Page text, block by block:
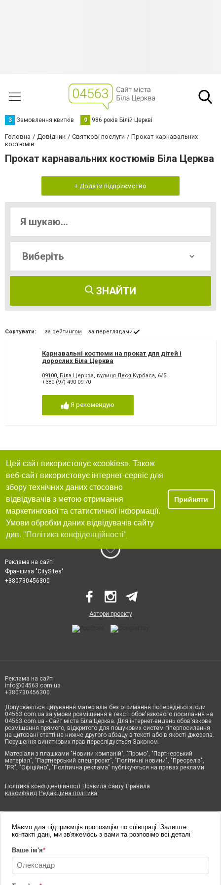
З Замовлення квитків 9 986 років Білій Церкві
Головна Довідник Святкові послуги
Прокат карнавальних
костюмів
Прокат карнавальних костюмів Біла Церква
+ Додати підприємство
ЗНАЙТИ
Сортувати: за рейтингом за переглядами
Карнавальні костюми на прокат для дітей і
дорослих Біла Церква
09100, Біла Церква, вулиця Леся Курбаса, 6/5
+380 (97) 490-09-70
Я рекомендую
Цей сайт використовує «cookies». Також
веб-сайт використовує інтернет-сервіс для
збору технічних даних стосовно
відвідувачів з метою отримання
маркетингової та статистичної інформації.
Умови обробки даних відвідувачів сайту
див. "Політика конфіденційності"
Прийняти
Реклама на сайті
Франшиза "CitySites"
+380730456300
Автори проєкту
Реклама на сайті
info@04563.com.ua
+380730456300
Допускається цитування матеріалів без отримання попередньої згоди
04563.com.ua за умови розміщення в тексті обов'язкового посилання на
04563.com.ua - Сайт міста Біла Церква. Для інтернет-видань обов'язкове
розміщення прямого, відкритого для пошукових систем гіперпосилання
на цитовані статті не нижче другого абзацу в тексті або в якості джерела.
Порушення виняткових прав переслідується Законом.
Матеріали з плашками "Новини компаній", "Промо", "Партнерський
матеріал", "Партнерський спецпроєкт", "Політичні новини", "Пресреліз",
"PR", "Офіційно", "Політична реклама" публікуються на правах реклами.
Політика конфіденційності Правила сайту Правила
класифайд Редакційна політика
Маємо для підприємців пропозицію по співпраці. Залиште
контакті дані, ми зв'яжемось з вами та розповімо всі деталі
Ваше ім'я*